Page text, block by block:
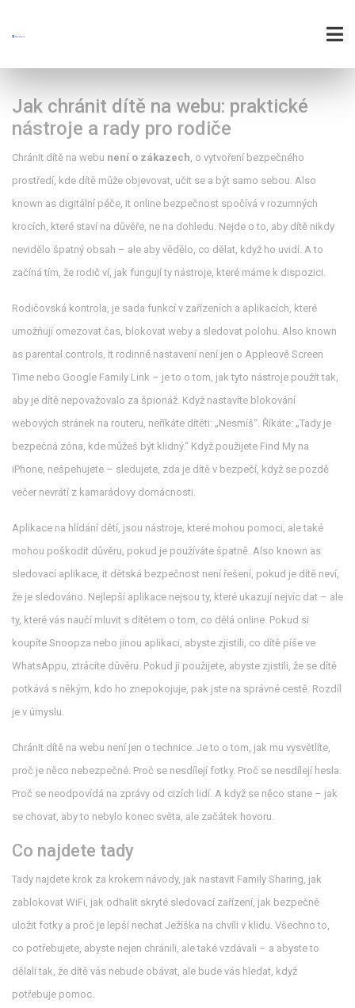
Jak chránit dítě na webu: praktické
nástroje a rady pro rodiče
Chránit dítě na webu není o zákazech, o vytvoření bezpečného
prostředí, kde dítě může objevovat, učit se a být samo sebou. Also
known as digitální péče, it online bezpečnost spočívá v rozumných
krocích, které staví na důvěře, ne na dohledu. Nejde o to, aby dítě nikdy
nevidělo špatný obsah – ale aby vědělo, co dělat, když ho uvidí. A to
začíná tím, že rodič ví, jak fungují ty nástroje, které máme k dispozici.
Rodičovská kontrola, je sada funkcí v zařízeních a aplikacích, které
umožňují omezovat čas, blokovat weby a sledovat polohu. Also known
as parental controls, it rodinné nastavení není jen o Appleově Screen
Time nebo Google Family Link – je to o tom, jak tyto nástroje použít tak,
aby je dítě nepovažovalo za špionáž. Když nastavíte blokování
webových stránek na routeru, neříkáte dítěti: „Nesmíš“. Říkáte: „Tady je
bezpečná zóna, kde můžeš být klidný.“ Když použijete Find My na
iPhone, nešpehujete – sledujete, zda je dítě v bezpečí, když se pozdě
večer nevrátí z kamarádovy domácnosti.
Aplikace na hlídání dětí, jsou nástroje, které mohou pomoci, ale také
mohou poškodit důvěru, pokud je používáte špatně. Also known as
sledovací aplikace, it dětská bezpečnost není řešení, pokud je dítě neví,
že je sledováno. Nejlepší aplikace nejsou ty, které ukazují nejvíc dat – ale
ty, které vás naučí mluvit s dítětem o tom, co dělá online. Pokud si
koupíte Snoopza nebo jinou aplikaci, abyste zjistili, co dítě píše ve
WhatsAppu, ztrácíte důvěru. Pokud ji použijete, abyste zjistili, že se dítě
potkává s někým, kdo ho znepokojuje, pak jste na správné cestě. Rozdíl
je v úmyslu.
Chránit dítě na webu není jen o technice. Je to o tom, jak mu vysvětlíte,
proč je něco nebezpečné. Proč se nesdílejí fotky. Proč se nesdílejí hesla.
Proč se neodpovídá na zprávy od cizích lidí. A když se něco stane – jak
se chovat, aby to nebylo konec světa, ale začátek hovoru.
Co najdete tady
Tady najdete krok za krokem návody, jak nastavit Family Sharing, jak
zablokovat WiFi, jak odhalit skryté sledovací zařízení, jak bezpečně
uložit fotky a proč je lepší nechat Ježíška na chvíli v klidu. Všechno to,
co potřebujete, abyste nejen chránili, ale také vzdávali – a abyste to
dělali tak, že dítě vás nebude obávat, ale bude vás hledat, když
potřebuje pomoc.